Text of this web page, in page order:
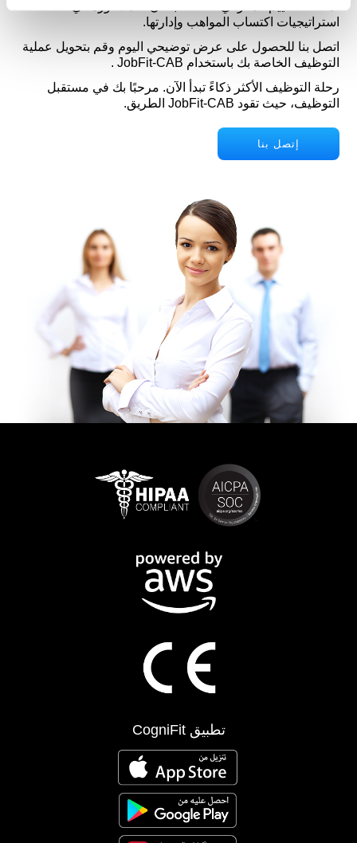
استراتيجيات اكتساب المواهب وإدارتها.
اتصل بنا للحصول على عرض توضيحي اليوم وقم بتحويل عملية
التوظيف الخاصة بك باستخدام JobFit-CAB .
رحلة التوظيف الأكثر ذكاءً تبدأ الآن. مرحبًا بك في مستقبل
التوظيف، حيث تقود JobFit-CAB الطريق.
إتصل بنا
تطبيق CogniFit